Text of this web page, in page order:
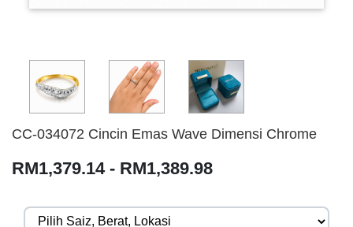
CC-034072 Cincin Emas Wave Dimensi Chrome
RM1,379.14 - RM1,389.98